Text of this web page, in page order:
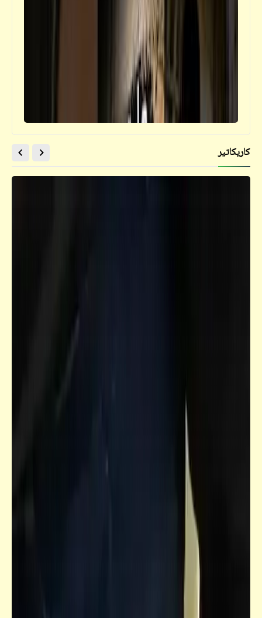
كوميديا سريعة | سلاح اسكندراني في الجيش
الإسرائيلي | سفير استراليا أخد الجنسية
المصرية | فتاوي المصريين
قصص_قصص للأطفال والشباب
قصص للأطفال والشباب | بوتس وأخواه (3)
كاريكاتير